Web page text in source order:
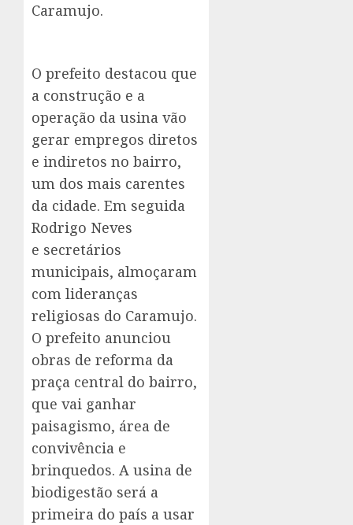
Caramujo.
O prefeito destacou que
a construção e a
operação da usina vão
gerar empregos diretos
e indiretos no bairro,
um dos mais carentes
da cidade. Em seguida
Rodrigo Neves
e secretários
municipais, almoçaram
com lideranças
religiosas do Caramujo.
O prefeito anunciou
obras de reforma da
praça central do bairro,
que vai ganhar
paisagismo, área de
convivência e
brinquedos. A usina de
biodigestão será a
primeira do país a usar